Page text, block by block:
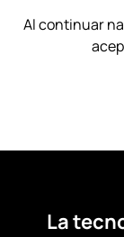
Al continuar
La